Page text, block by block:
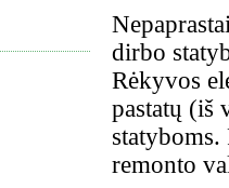
dirbo
Rėkyvos
pastatų (iš
remonto